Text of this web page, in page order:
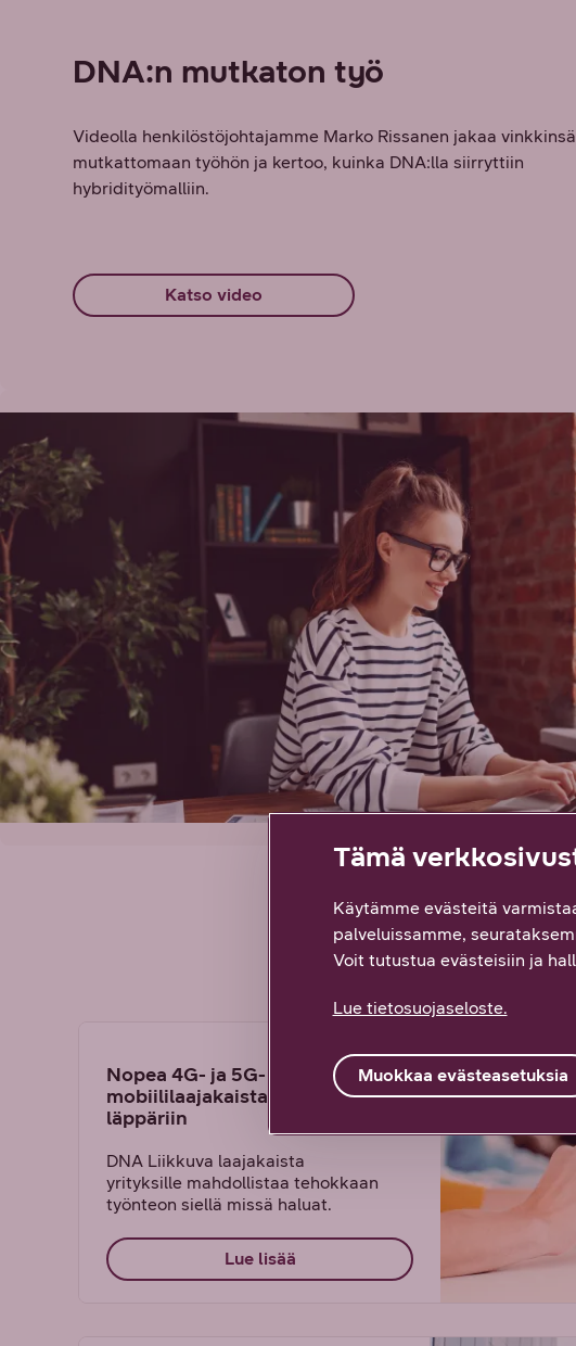
DNA:n mutkaton työ
Videolla henkilöstöjohtajamme Marko Rissanen jakaa vinkkinsä
mutkattomaan työhön ja kertoo, kuinka DNA:lla siirryttiin
hybridityömalliin.
Katso video
Nettiyhteydet ja
Nopea 4G- ja 5G-
mobiililaajakaista tablettiin tai
läppäriin
DNA Liikkuva laajakaista
yrityksille mahdollistaa tehokkaan
työnteon siellä missä haluat.
Lue lisää
Tämä
Käytämme evästeitä
palveluissamme,
Voit tutustua evästeisiin ja
Lue tietosuojaseloste.
Muokkaa evästeasetuksia